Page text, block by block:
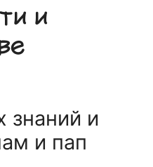
и
знаний и
и пап